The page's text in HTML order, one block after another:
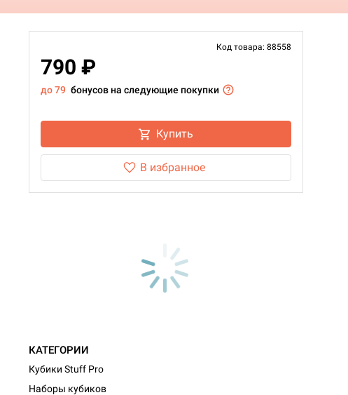
Код товара: 88558
790 ₽
до 79 бонусов на следующие покупки
Купить
В избранное
КАТЕГОРИИ
Кубики Stuff Pro
Наборы кубиков